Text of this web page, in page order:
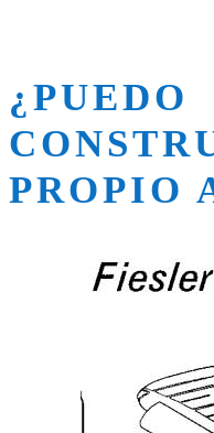
¿PUEDO
PROPIO